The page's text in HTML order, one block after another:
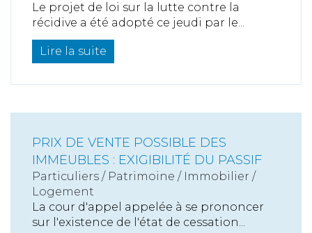
Le projet de loi sur la lutte contre la
récidive a été adopté ce jeudi par le...
Lire la suite
PRIX DE VENTE POSSIBLE DES
IMMEUBLES : EXIGIBILITÉ DU PASSIF
Particuliers / Patrimoine / Immobilier /
Logement
La cour d'appel appelée à se prononcer
sur l'existence de l'état de cessation...